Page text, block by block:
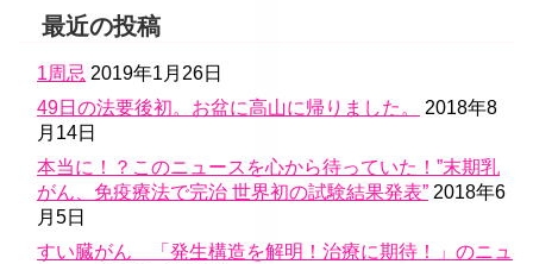
最近の投稿
1周忌 2019年1月26日
49日の法要後初。お盆に高山に帰りました。
2018年8
月14日
本当に！？このニュースを心から待っていた！”末期乳
がん、免疫療法で完治 世界初の試験結果発表” 2018年6
月5日
すい臓がん 「発生構造を解明！治療に期待！」のニュ